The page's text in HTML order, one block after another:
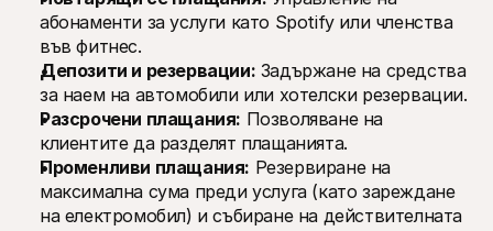
абонаменти за услуги като Spotify или членства
във фитнес.
Депозити и резервации: Задържане на средства
за наем на автомобили или хотелски резервации.
Разсрочени плащания: Позволяване на
клиентите да разделят плащанията.
Променливи плащания: Резервиране на
максимална сума преди услуга (като зареждане
на електромобил) и събиране на действителната